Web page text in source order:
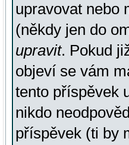
upravovat nebo
(někdy jen do
upravit. Pokud
objeví se vám
tento příspěvek
nikdo
příspěvek (ti by